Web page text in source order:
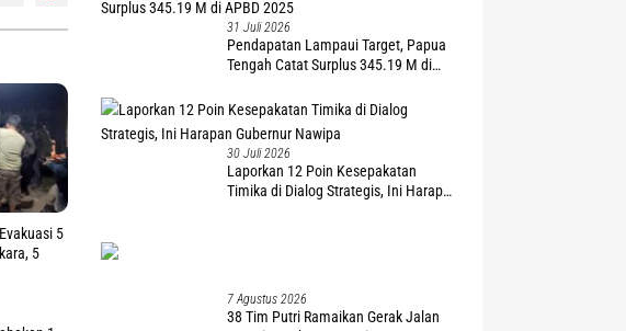
5
5
31 Juli 2026
Pendapatan Lampaui Target, Papua
Tengah Catat Surplus 345.19 M di
30 Juli 2026
Laporkan 12 Poin Kesepakatan
Timika di Dialog Strategis, Ini Harapan